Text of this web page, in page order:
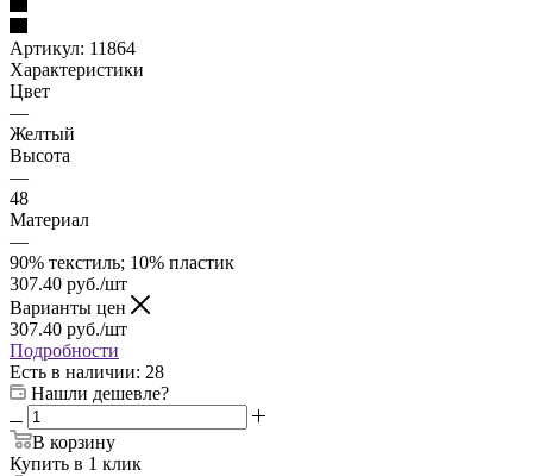
Артикул: 11864
Характеристики
Цвет
—
Желтый
Высота
—
48
Материал
—
90% текстиль; 10% пластик
307.40 руб./шт
Варианты цен
307.40 руб./шт
Подробности
Есть в наличии: 28
Нашли дешевле?
В корзину
Купить в 1 клик